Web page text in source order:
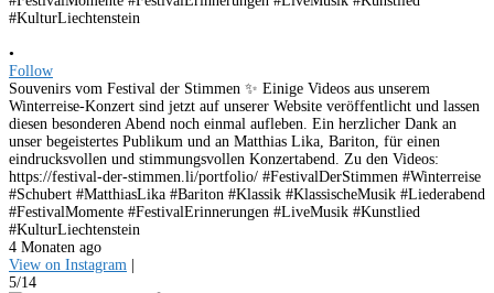
•
Follow
Souvenirs vom Festival der Stimmen ✨ Einige Videos aus unserem
Winterreise-Konzert sind jetzt auf unserer Website veröffentlicht und lassen
diesen besonderen Abend noch einmal aufleben. Ein herzlicher Dank an
unser begeistertes Publikum und an Matthias Lika, Bariton, für einen
eindrucksvollen und stimmungsvollen Konzertabend. Zu den Videos:
https://festival-der-stimmen.li/portfolio/ #FestivalDerStimmen #Winterreise
#Schubert #MatthiasLika #Bariton #Klassik #KlassischeMusik #Liederabend
#FestivalMomente #FestivalErinnerungen #LiveMusik #Kunstlied
#KulturLiechtenstein
4 Monaten ago
View on Instagram
5/14